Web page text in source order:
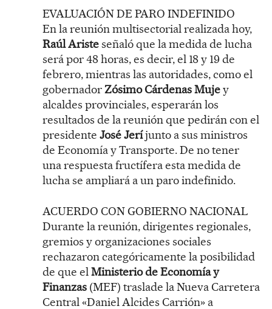
EVALUACIÓN DE PARO INDEFINIDO
En la reunión multisectorial realizada hoy,
Raúl Aristeseñaló que la medida de lucha
será por 48 horas, es decir, el 18 y 19 de
febrero, mientras las autoridades, como el
gobernadorZósimo Cárdenas Mujey
alcaldes provinciales, esperarán los
resultados de la reunión que pedirán con el
presidente José Jeríjunto a sus ministros
de Economía y Transporte. De no tener
una respuesta fructífera esta medida de
lucha se ampliará a un paro indefinido.
ACUERDO CON GOBIERNO NACIONAL
Durante la reunión, dirigentes regionales,
gremios y organizaciones sociales
rechazaron categóricamente la posibilidad
de que elMinisterio de Economía y
Finanzas (MEF) traslade la Nueva Carretera
Central «Daniel Alcides Carrión» a